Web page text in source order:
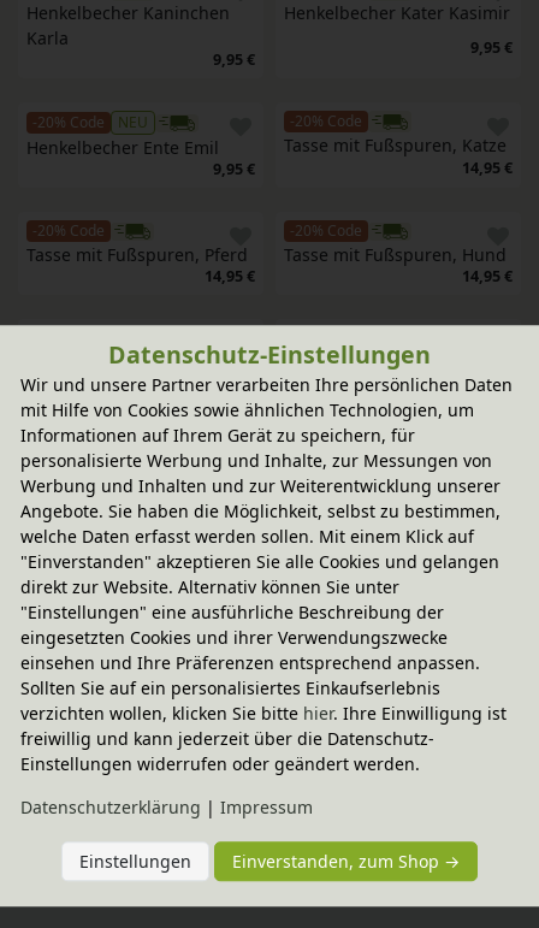
Henkelbecher Kaninchen
Karla
9,95 €
Henkelbecher Kater Kasimir
9,95 €
-20% Code NEU
Henkelbecher Ente Emil
9,95 €
-20% Code
Tasse mit Fußspuren, Katze
14,95 €
-20% Code
Tasse mit Fußspuren, Pferd
14,95 €
-20% Code
Tasse mit Fußspuren, Hund
14,95 €
Tischset Elefant
7,95 €
Tischset Maus
7,95 €
-20% Code
Doppelhenkeltasse Maus
9,95 €
-20% Code
Tischset Frosch
7,95 €
-20% Code
Set Tasse & Tischset
Brontosaurus Brutus
16,95 €
-20% Code
Tischset Brontosaurus
Brutus
-20% Code
Tasse Brontosaurus Brutus
9,95 €
-20% Code
Tasse Giraffe Gisele
8,95 €
SCHNELLE LIEFERUNG
Datenschutz-Einstellungen
Wir und unsere Partner verarbeiten Ihre persönlichen Daten
mit Hilfe von Cookies sowie ähnlichen Technologien, um
Informationen auf Ihrem Gerät zu speichern, für
personalisierte Werbung und Inhalte, zur Messungen von
Werbung und Inhalten und zur Weiterentwicklung unserer
Angebote. Sie haben die Möglichkeit, selbst zu bestimmen,
welche Daten erfasst werden sollen. Mit einem Klick auf
"Einverstanden" akzeptieren Sie alle Cookies und gelangen
direkt zur Website. Alternativ können Sie unter
"Einstellungen" eine ausführliche Beschreibung der
eingesetzten Cookies und ihrer Verwendungszwecke
einsehen und Ihre Präferenzen entsprechend anpassen.
Sollten Sie auf ein personalisiertes Einkaufserlebnis
verzichten wollen, klicken Sie bitte hier. Ihre Einwilligung ist
freiwillig und kann jederzeit über die Datenschutz-
Einstellungen widerrufen oder geändert werden.
Daten­schutz­erklärung | Impressum
Einstellungen Einverstanden, zum Shop →